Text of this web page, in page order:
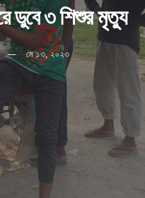
ডুবে ৩ শিশুর মৃত্যু
মে ১৩, ২০২৩